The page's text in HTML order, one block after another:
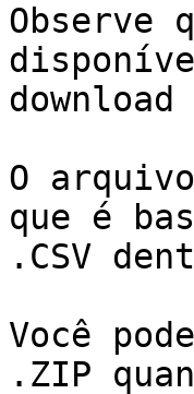
O
que é
.CSV
Você
.ZIP